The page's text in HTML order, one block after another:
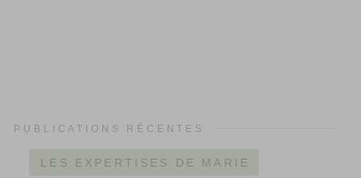
PUBLICATIONS RÉCENTES
LES EXPERTISES DE MARIE